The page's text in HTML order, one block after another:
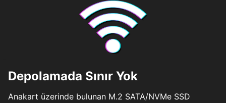
Depolamada Sınır Yok
Anakart üzerinde bulunan M.2 SATA/NVMe SSD